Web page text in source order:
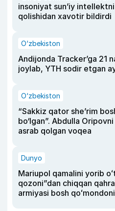
insoniyat sun’iy
qolishidan xavotir bildirdi
O‘zbekiston
Andijonda Tracker’ga 21
joylab, YTH sodir etgan
O‘zbekiston
“Sakkiz qator she’rim
bo‘lgan”. Abdulla
asrab qolgan voqea
Dunyo
Mariupol qamalini yorib
qozoni”dan chiqqan
armiyasi bosh